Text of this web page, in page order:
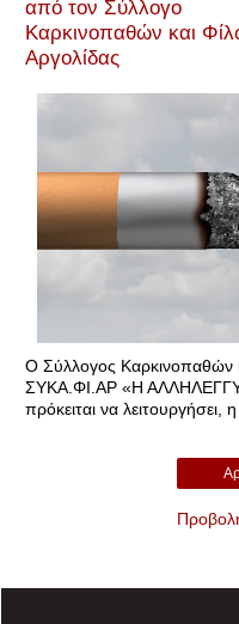
από τον Σύλλογο
Καρκινοπαθών και
Αργολίδας
Ο Σύλλογος Καρκινοπαθών
ΣΥΚΑ.ΦΙ.ΑΡ «Η
πρόκειται να λειτουργήσει,